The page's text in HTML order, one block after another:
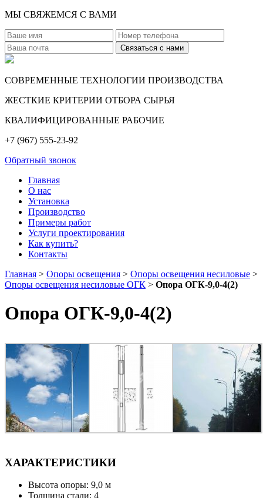
МЫ СВЯЖЕМСЯ С ВАМИ
СОВРЕМЕННЫЕ ТЕХНОЛОГИИ ПРОИЗВОДСТВА
ЖЕСТКИЕ КРИТЕРИИ ОТБОРА СЫРЬЯ
КВАЛИФИЦИРОВАННЫЕ РАБОЧИЕ
+7 (967) 555-23-92
Обратный звонок
Главная
О нас
Установка
Производство
Примеры работ
Услуги проектирования
Как купить?
Контакты
Главная > Опоры освещения > Опоры освещения несиловые >
Опоры освещения несиловые ОГК > Опора ОГК-9,0-4(2)
Опора ОГК-9,0-4(2)
ХАРАКТЕРИСТИКИ
Высота опоры: 9,0 м
Толщина стали: 4